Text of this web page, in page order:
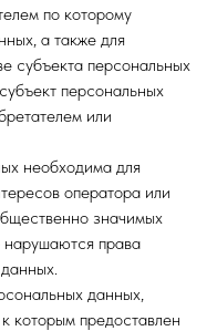
по которому
а также для
субъекта персональных
персональных
или
необходима для
оператора или
значимых
нарушаются права
данных,
которым предоставлен